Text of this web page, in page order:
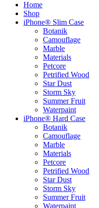
Home
Shop
iPhone® Slim Case
Botanik
Camouflage
Marble
Materials
Petcore
Petrified Wood
Star Dust
Storm Sky
Summer Fruit
Waterpaint
iPhone® Hard Case
Botanik
Camouflage
Marble
Materials
Petcore
Petrified Wood
Star Dust
Storm Sky
Summer Fruit
Waterpaint